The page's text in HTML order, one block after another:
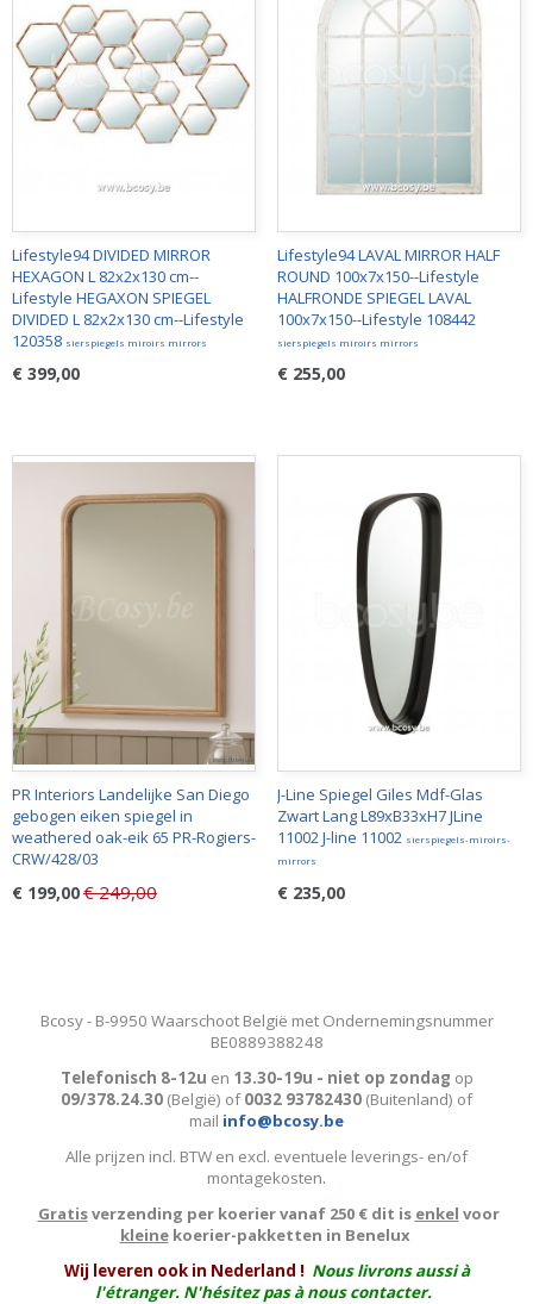
Lifestyle94 DIVIDED MIRROR
HEXAGON L 82x2x130 cm--
Lifestyle HEGAXON SPIEGEL
DIVIDED L 82x2x130 cm--Lifestyle
120358 sierspiegels miroirs mirrors
€ 399,00
Lifestyle94 LAVAL MIRROR HALF
ROUND 100x7x150--Lifestyle
HALFRONDE SPIEGEL LAVAL
100x7x150--Lifestyle 108442
sierspiegels miroirs mirrors
€ 255,00
PR Interiors Landelijke San Diego
gebogen eiken spiegel in
weathered oak-eik 65 PR-Rogiers-
CRW/428/03
€ 199,00€ 249,00
J-Line Spiegel Giles Mdf-Glas
Zwart Lang L89xB33xH7 JLine
11002 J-line 11002 sierspiegels-miroirs-
mirrors
€ 235,00
Bcosy - B-9950 Waarschoot België met Ondernemingsnummer
BE0889388248
Telefonisch 8-12u en 13.30-19u - niet op zondag op
09/378.24.30 (België) of0032 93782430 (Buitenland) of
mail info@bcosy.be
Alle prijzen incl. BTW en excl. eventuele leverings- en/of
montagekosten.
Gratisverzending per koerier vanaf 250 € dit is enkel voor
kleinekoerier-pakketten in Benelux
Wij leveren ook in Nederland ! Nous livrons aussi à
l'étranger. N'hésitez pas à nous contacter.